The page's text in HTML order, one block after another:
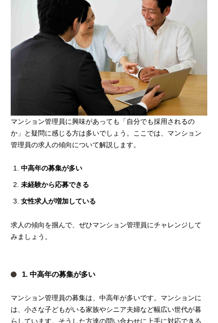
マンション管理員に興味があっても「自分でも採用されるの
か」と疑問に感じる方は多いでしょう。ここでは、マンション
管理員の求人の傾向について解説します。
中高年の募集が多い
未経験から応募できる
女性求人が増加している
求人の傾向を掴んで、ぜひマンション管理員にチャレンジして
みましょう。
1. 中高年の募集が多い
マンション管理員の募集は、中高年が多いです。マンションに
は、小さな子どもがいる家族やシニア夫婦など幅広い世代が暮
らしています。そうした方達の問い合わせに上手に対応できる